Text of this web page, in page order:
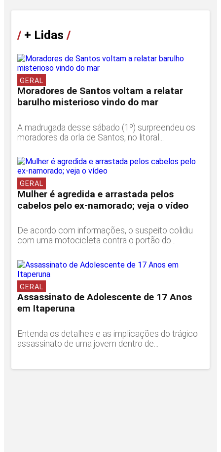
/+ Lidas /
GERAL
Moradores de Santos voltam a relatar
barulho misterioso vindo do mar
A madrugada desse sábado (1º) surpreendeu os
moradores da orla de Santos, no litoral...
GERAL
Mulher é agredida e arrastada pelos
cabelos pelo ex-namorado; veja o vídeo
De acordo com informações, o suspeito colidiu
com uma motocicleta contra o portão do...
GERAL
Assassinato de Adolescente de 17 Anos
em Itaperuna
Entenda os detalhes e as implicações do trágico
assassinato de uma jovem dentro de...